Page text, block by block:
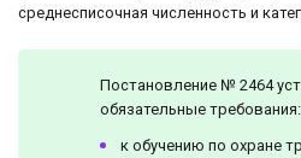
среднесписочная численность и
Постановление № 2464
обязательные требования:
к обучению по охране